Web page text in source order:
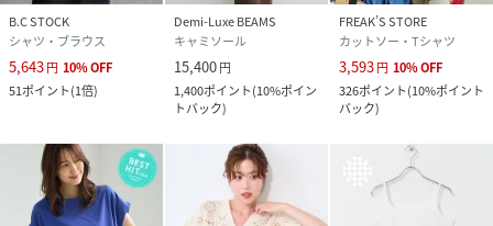
B.C STOCK
シャツ・ブラウス
5,643円 10%OFF
51ポイント(1倍)
Demi-Luxe BEAMS
キャミソール
15,400円
1,400ポイント(10%ポイン
トバック)
FREAK’S STORE
カットソー・Tシャツ
3,593円 10%OFF
326ポイント(10%ポイント
バック)